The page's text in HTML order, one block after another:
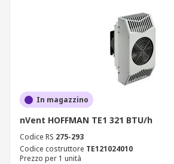
In magazzino
nVent HOFFMAN TE1 321 BTU/h
Codice RS 275-293
Codice costruttore TE121024010
Prezzo per 1 unità